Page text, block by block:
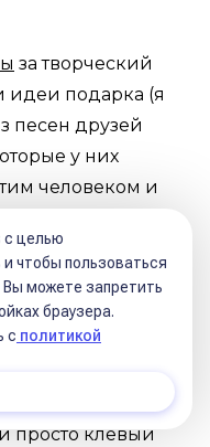
за творческий
идеи подарка (я
песен друзей
у них
человеком и
хранит и
так же оценит
его смелых
байкера,
кроссовки с
для бегуна),
просто клёвый
целью
чтобы пользоваться
можете запретить
браузера.
с политикой